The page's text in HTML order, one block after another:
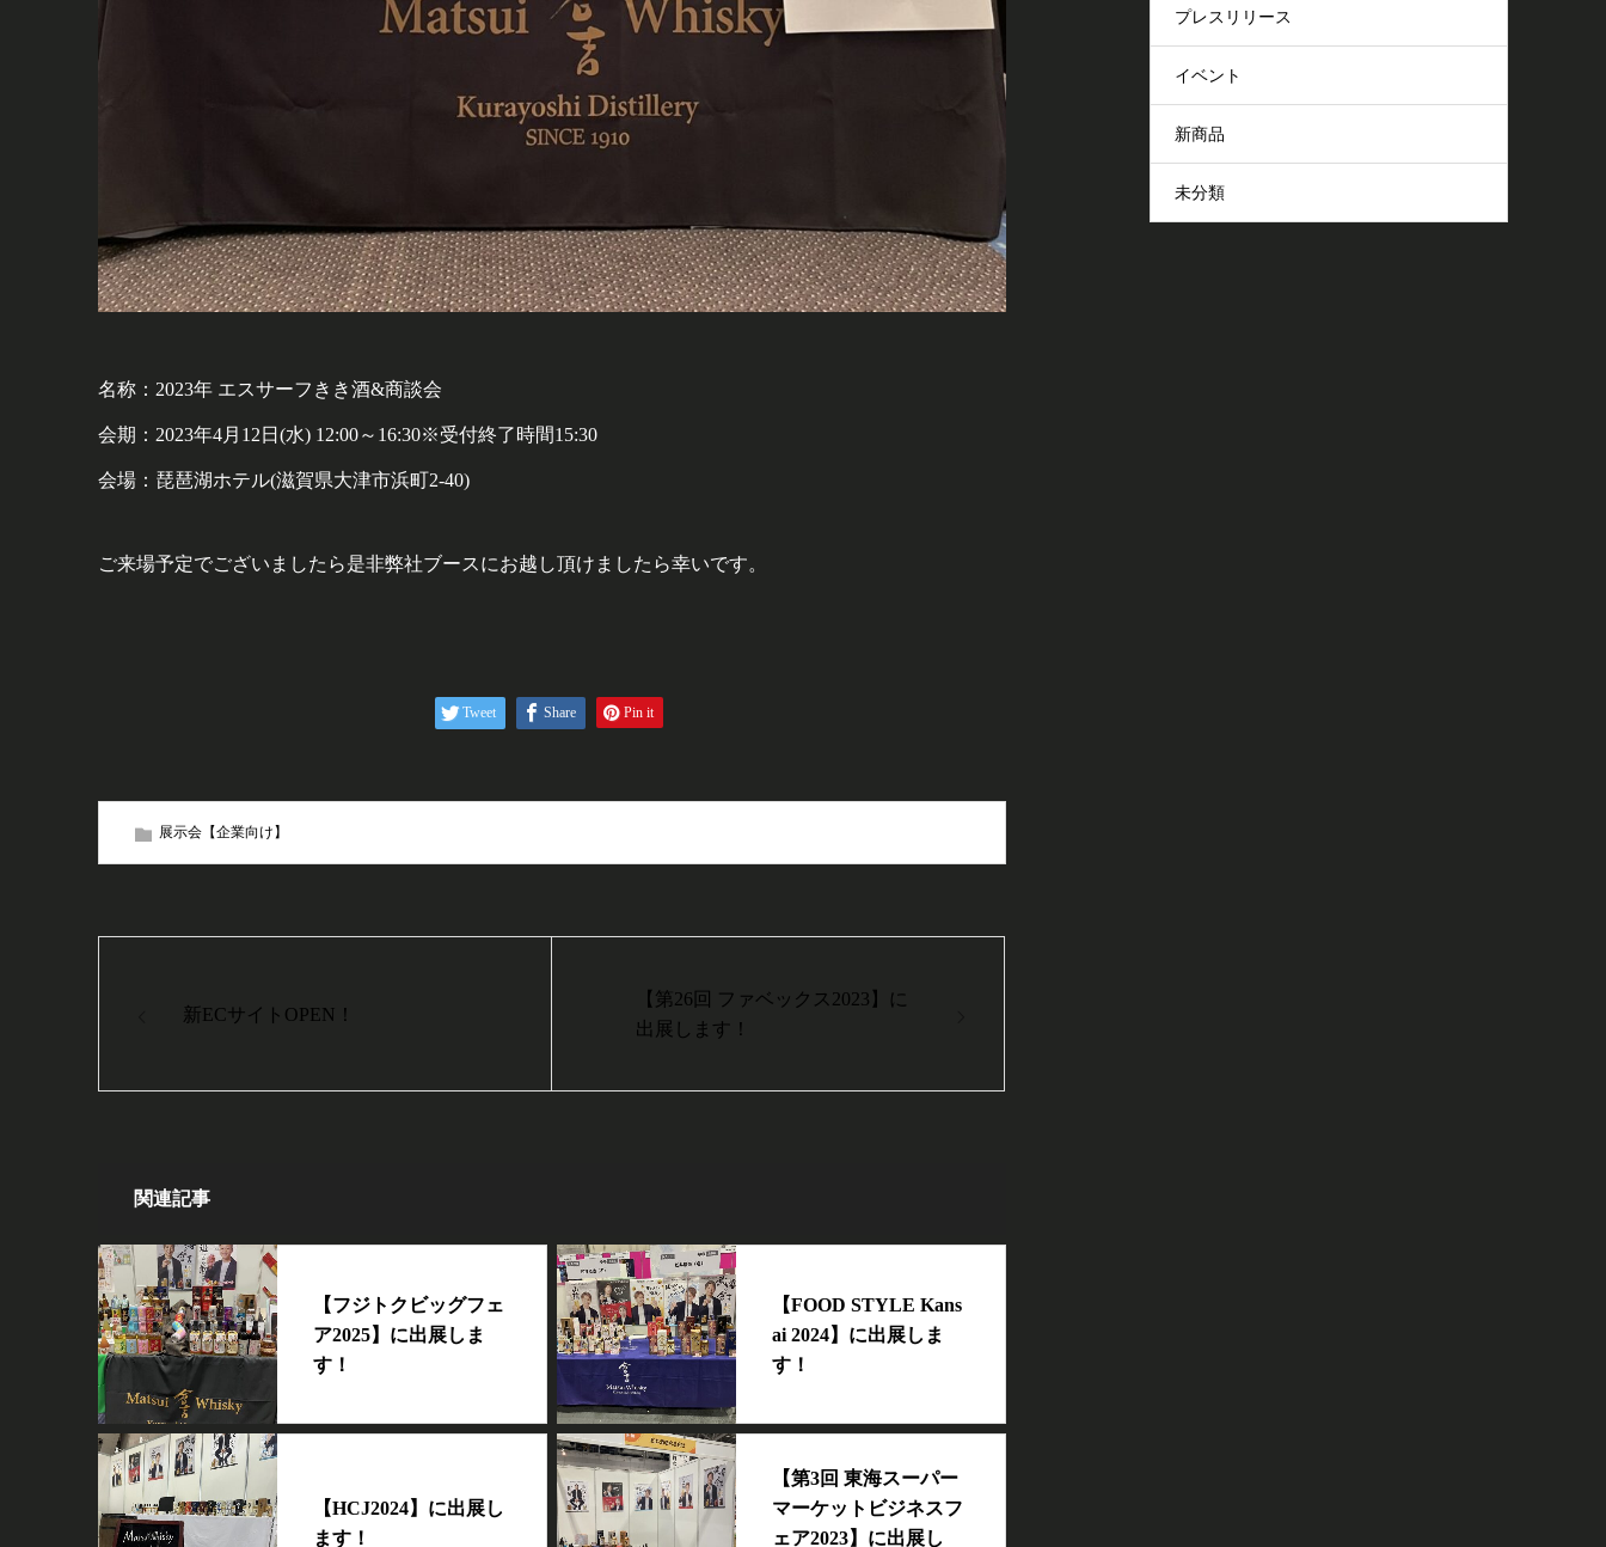
名称：2023年 エスサーフきき酒&商談会
会期：2023年4月12日(水) 12:00～16:30※受付終了時間15:30
会場：琵琶湖ホテル(滋賀県大津市浜町2-40)
ご来場予定でございましたら是非弊社ブースにお越し頂けましたら幸いです。
Tweet Share Pin it
展示会【企業向け】
新ECサイトOPEN！
【第26回 ファベックス2023】に
出展します！
関連記事
【フジトクビッグフェ
ア2025】に出展しま
す！
【FOOD STYLE Kans
ai 2024】に出展しま
す！
【HCJ2024】に出展し
ます！
【第3回 東海スーパー
マーケットビジネスフ
ェア2023】に出展し
プレスリリース
イベント
新商品
未分類